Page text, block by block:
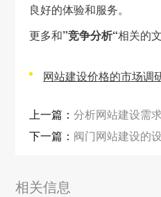
良好的体验和服务。
更多和”竞争分析“相关的
网站建设价格的市场调
上一篇：分析网站建设需
下一篇： 阀门网站建设的设
相关信息